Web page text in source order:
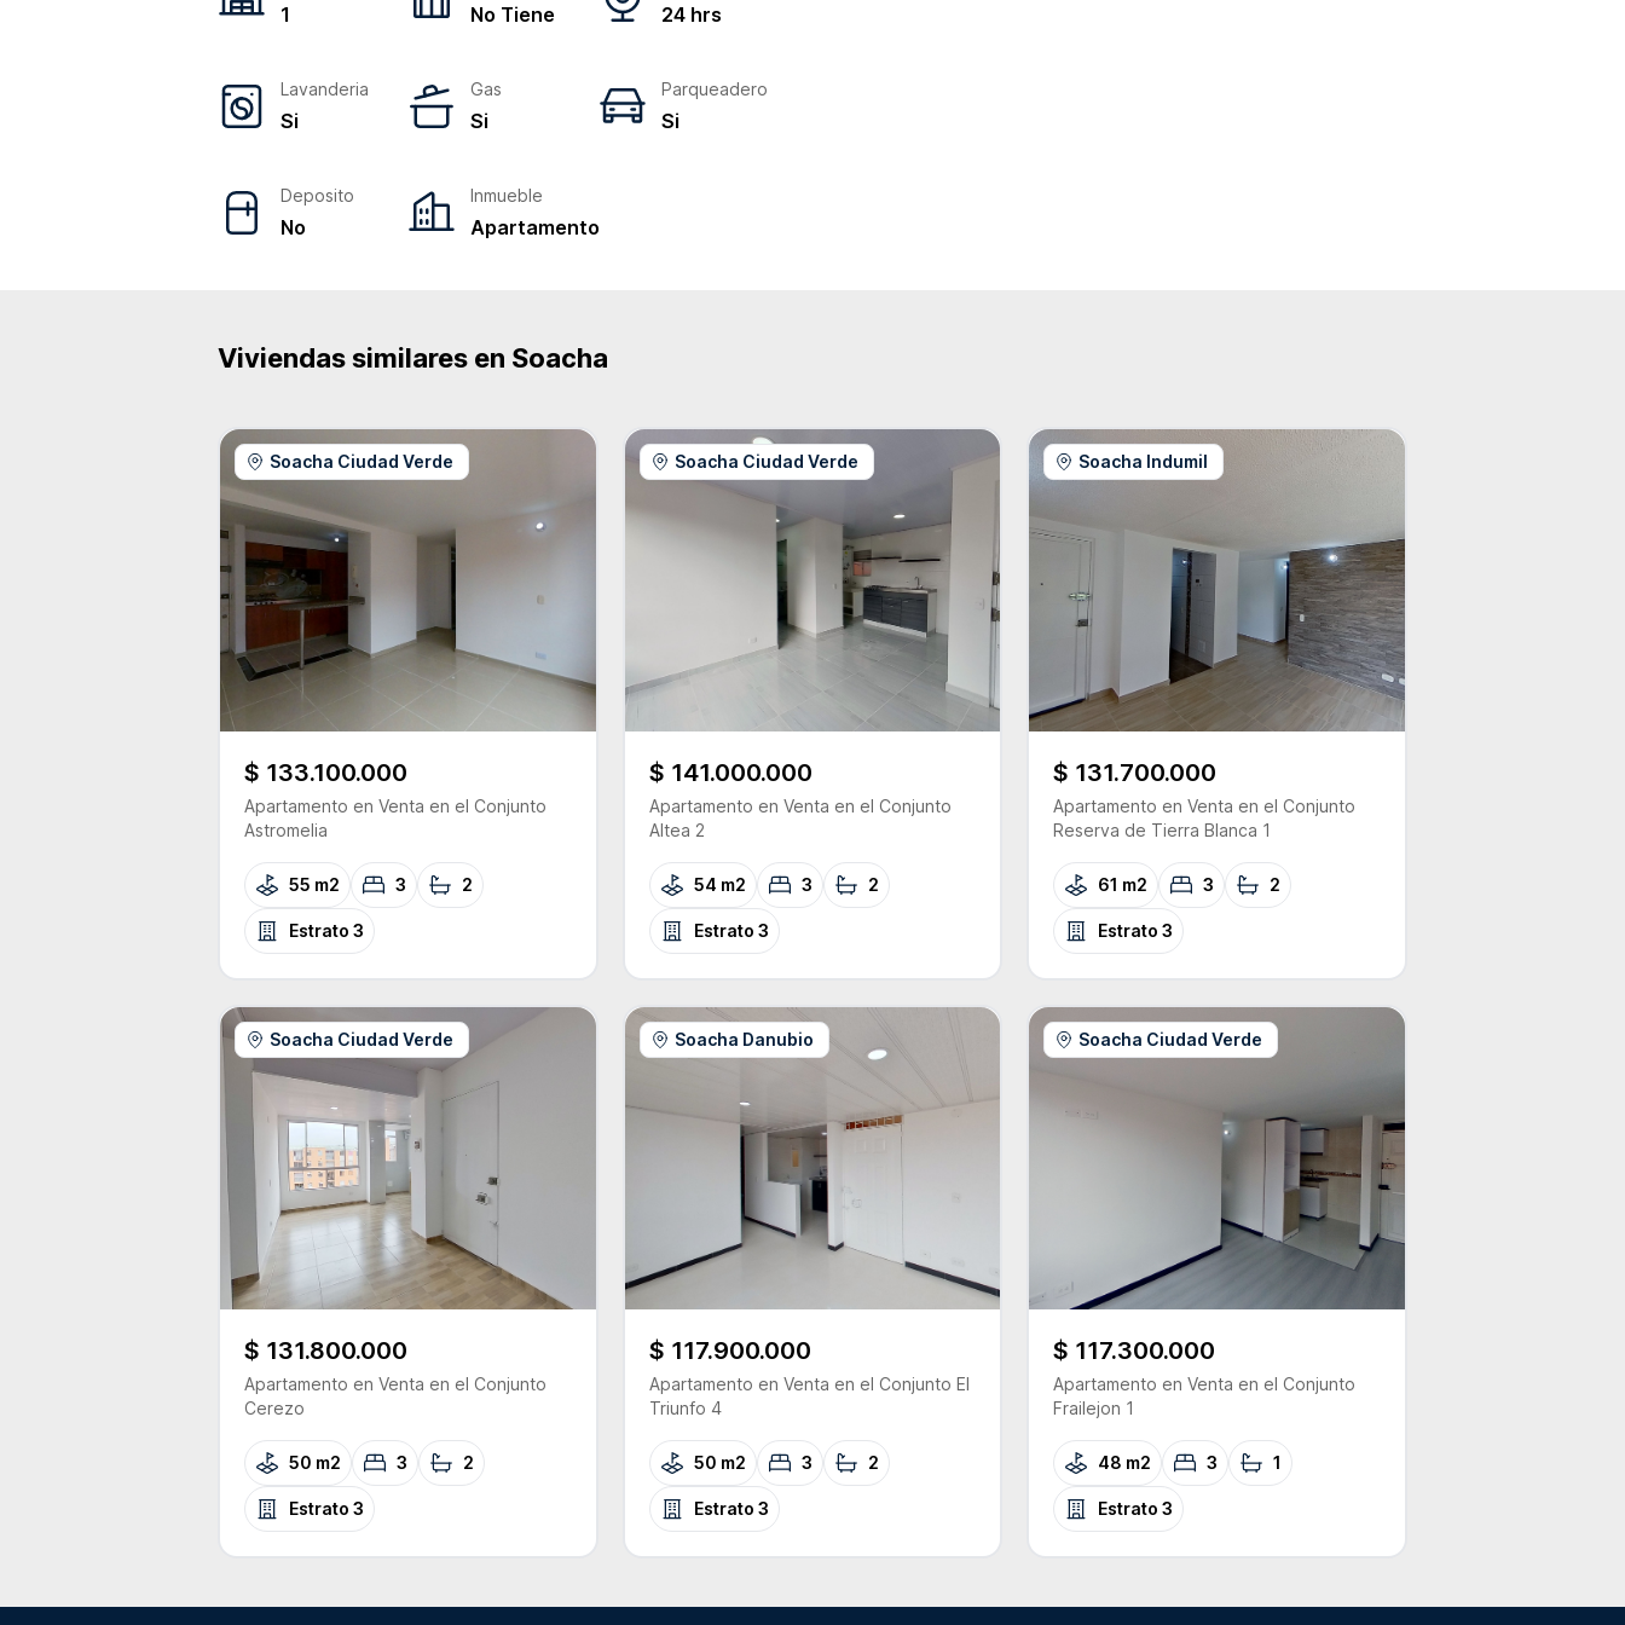
1 No Tiene 24 hrs
Lavanderia
Si
Gas
Si
Parqueadero
Si
Deposito
No
Inmueble
Apartamento
Viviendas similares en Soacha
Soacha Ciudad Verde
$ 133.100.000
Apartamento en Venta en el Conjunto
Astromelia
55 m2 3 2
Estrato 3
Soacha Ciudad Verde
$ 141.000.000
Apartamento en Venta en el Conjunto
Altea 2
54 m2 3 2
Estrato 3
Soacha Indumil
$ 131.700.000
Apartamento en Venta en el Conjunto
Reserva de Tierra Blanca 1
61 m2 3 2
Estrato3
Soacha Ciudad Verde
$ 131.800.000
Apartamento en Venta en el Conjunto
Cerezo
50 m2 3 2
Estrato 3
Soacha Danubio
$ 117.900.000
Apartamento en Venta en el Conjunto El
Triunfo 4
50 m2 3 2
Estrato 3
Soacha Ciudad Verde
$ 117.300.000
Apartamento en Venta en el Conjunto
Frailejon 1
48 m2 3 1
Estrato3